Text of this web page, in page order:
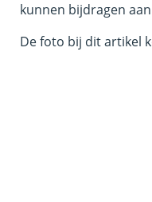
kunnen bijdragen
De foto bij dit artikel